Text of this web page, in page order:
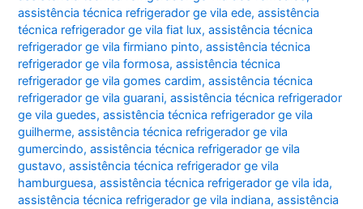
assistência técnica refrigerador ge vila ede,assistência
técnica refrigerador ge vila fiat lux,assistência técnica
refrigerador ge vila firmiano pinto,assistência técnica
refrigerador ge vila formosa,assistência técnica
refrigerador ge vila gomes cardim,assistência técnica
refrigerador ge vila guarani,assistência técnica refrigerador
ge vila guedes,assistência técnica refrigerador ge vila
guilherme,assistência técnica refrigerador ge vila
gumercindo,assistência técnica refrigerador ge vila
gustavo,assistência técnica refrigerador ge vila
hamburguesa,assistência técnica refrigerador ge vila ida,
assistência técnica refrigerador ge vila indiana,assistência